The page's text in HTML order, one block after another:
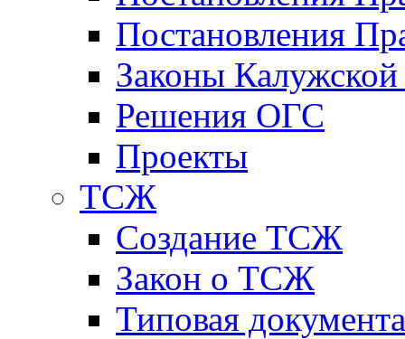
Постановления
Законы Калужской
Решения ОГС
Проекты
ТСЖ
Создание ТСЖ
Закон о ТСЖ
Типовая